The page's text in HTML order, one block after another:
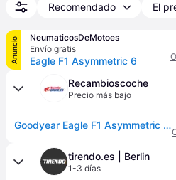
Recomendado El
Anuncio
NeumaticosDeMotoes
Envío gratis
Eagle F1 Asymmetric 6
Recambioscoche
Precio más bajo
Goodyear Eagle F1 Asymmetric 6 235/45 R19 99V coche de turismo Neumáticos de verano Neumáticos 593634
tirendo.es | Berlin
1-3 días